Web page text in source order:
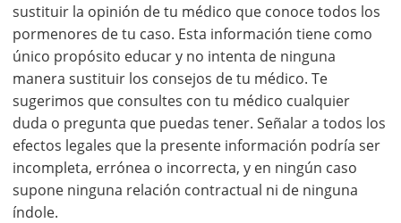
sustituir la opinión de tu médico que conoce todos los
pormenores de tu caso. Esta información tiene como
único propósito educar y no intenta de ninguna
manera sustituir los consejos de tu médico. Te
sugerimos que consultes con tu médico cualquier
duda o pregunta que puedas tener. Señalar a todos los
efectos legales que la presente información podría ser
incompleta, errónea o incorrecta, y en ningún caso
supone ninguna relación contractual ni de ninguna
índole.